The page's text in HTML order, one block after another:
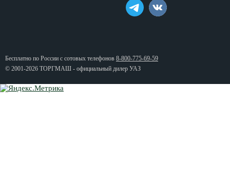
Бесплатно по России с сотовых телефонов 8-800-775-69-59
© 2001-2026 ТОРГМАШ - официальный дилер УАЗ